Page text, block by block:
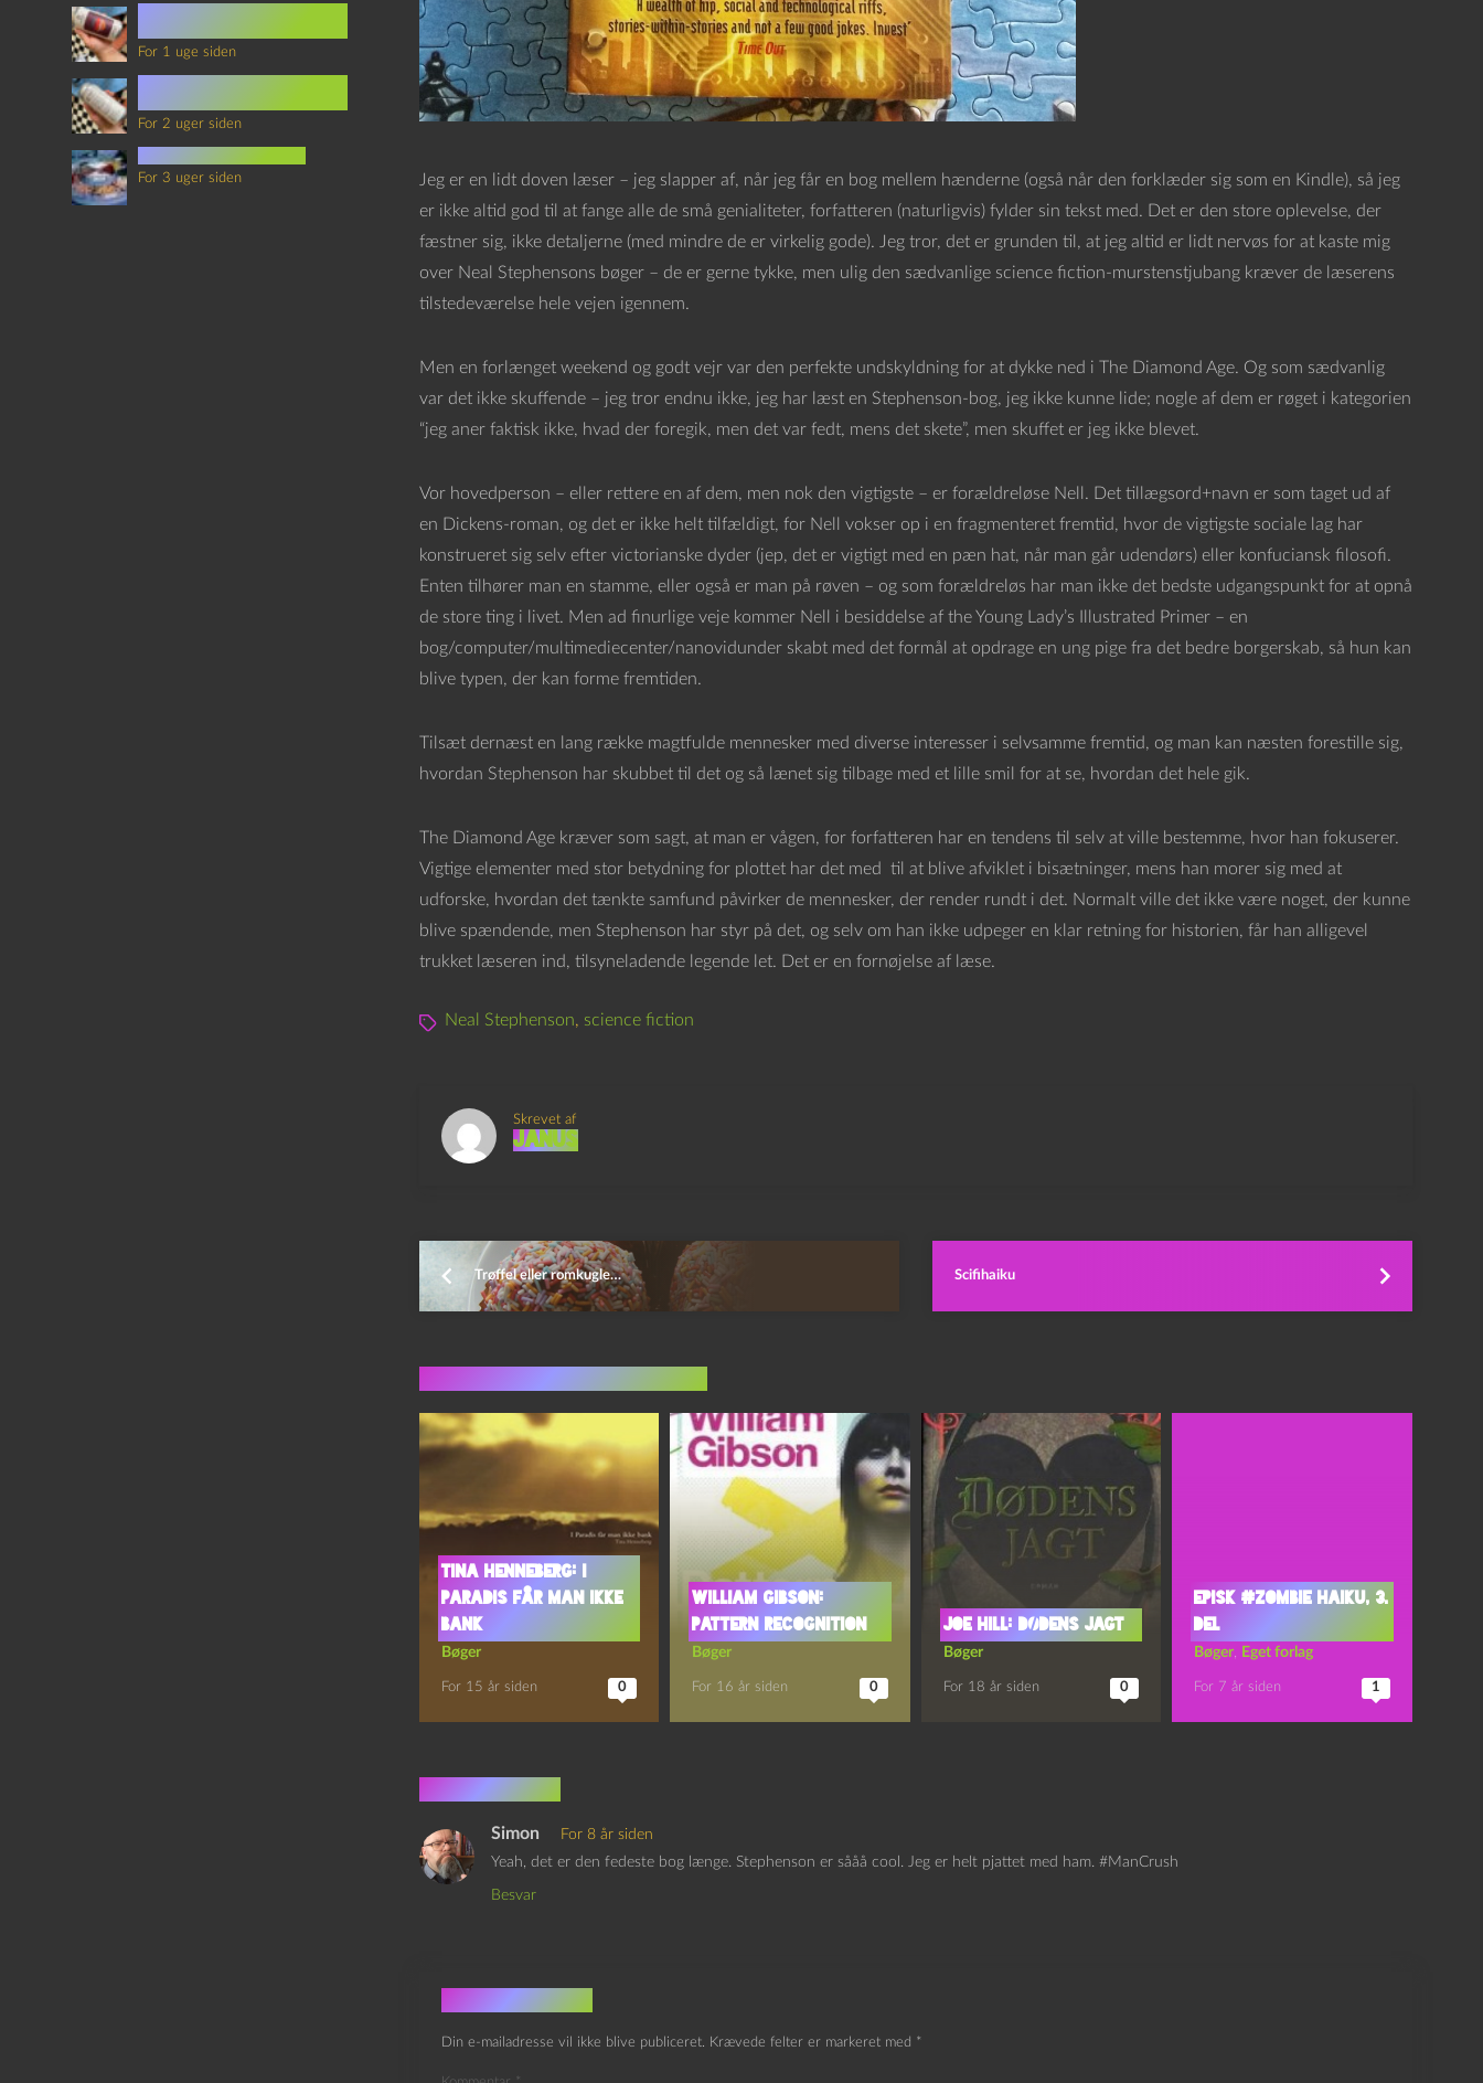
Jeg er en lidt doven læser – jeg slapper af, når jeg får en bog mellem hænderne (også når den forklæder sig som en Kindle), så jeg
er ikke altid god til at fange alle de små genialiteter, forfatteren (naturligvis) fylder sin tekst med. Det er den store oplevelse, der
fæstner sig, ikke detaljerne (med mindre de er virkelig gode). Jeg tror, det er grunden til, at jeg altid er lidt nervøs for at kaste mig
over Neal Stephensons bøger – de er gerne tykke, men ulig den sædvanlige science fiction-murstenstjubang kræver de læserens
tilstedeværelse hele vejen igennem.
Men en forlænget weekend og godt vejr var den perfekte undskyldning for at dykke ned i The Diamond Age. Og som sædvanlig
var det ikke skuffende – jeg tror endnu ikke, jeg har læst en Stephenson-bog, jeg ikke kunne lide; nogle af dem er røget i kategorien
“jeg aner faktisk ikke, hvad der foregik, men det var fedt, mens det skete”, men skuffet er jeg ikke blevet.
Vor hovedperson – eller rettere en af dem, men nok den vigtigste – er forældreløse Nell. Det tillægsord+navn er som taget ud af
en Dickens-roman, og det er ikke helt tilfældigt, for Nell vokser op i en fragmenteret fremtid, hvor de vigtigste sociale lag har
konstrueret sig selv efter victorianske dyder (jep, det er vigtigt med en pæn hat, når man går udendørs) eller konfuciansk filosofi.
Enten tilhører man en stamme, eller også er man på røven – og som forældreløs har man ikke det bedste udgangspunkt for at opnå
de store ting i livet. Men ad finurlige veje kommer Nell i besiddelse af the Young Lady’s Illustrated Primer – en
bog/computer/multimediecenter/nanovidunder skabt med det formål at opdrage en ung pige fra det bedre borgerskab, så hun kan
blive typen, der kan forme fremtiden.
Tilsæt dernæst en lang række magtfulde mennesker med diverse interesser i selvsamme fremtid, og man kan næsten forestille sig,
hvordan Stephenson har skubbet til det og så lænet sig tilbage med et lille smil for at se, hvordan det hele gik.
The Diamond Age kræver som sagt, at man er vågen, for forfatteren har en tendens til selv at ville bestemme, hvor han fokuserer.
Vigtige elementer med stor betydning for plottet har det med til at blive afviklet i bisætninger, mens han morer sig med at
udforske, hvordan det tænkte samfund påvirker de mennesker, der render rundt i det. Normalt ville det ikke være noget, der kunne
blive spændende, men Stephenson har styr på det, og selv om han ikke udpeger en klar retning for historien, får han alligevel
trukket læseren ind, tilsyneladende legende let. Det er en fornøjelse af læse.
Neal Stephenson, science fiction
Skrevet af
Janus
Trøffel eller romkugle… Scifihaiku
Tina Henneberg: I
Paradis får man ikke
bank
Bøger
For 15 år siden 0
William Gibson:
Pattern Recognition
Bøger
For 16 år siden 0
Joe Hill: Dødens Jagt
Bøger
For 18 år siden 0
Episk #zombie haiku, 3.
del
Bøger, Eget forlag
For 7 år siden 1
1 kommentar
Simon
For 8 år siden
Yeah, det er den fedeste bog længe. Stephenson er sååå cool. Jeg er helt pjattet med ham. #ManCrush
Besvar
Skriv et svar
Din e-mailadresse vil ikke blive publiceret. Krævede felter er markeret med *
For 1 uge siden
For 2 uger siden
For 3 uger siden